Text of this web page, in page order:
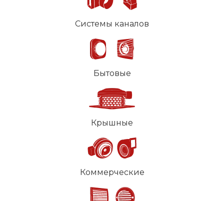
Системы каналов
Бытовые
Крышные
Коммерческие